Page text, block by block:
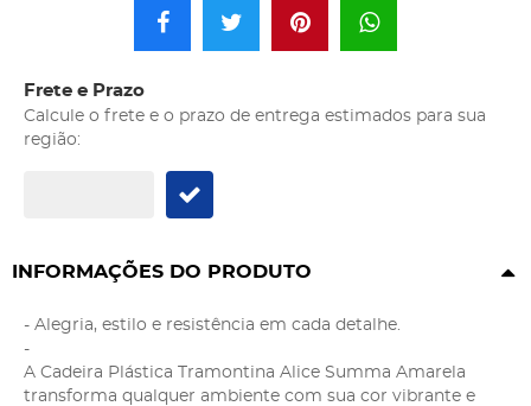
Frete e Prazo
Calcule o frete e o prazo de entrega estimados para sua
região:
INFORMAÇÕES DO PRODUTO
- Alegria, estilo e resistência em cada detalhe.
-
A Cadeira Plástica Tramontina Alice Summa Amarela
transforma qualquer ambiente com sua cor vibrante e